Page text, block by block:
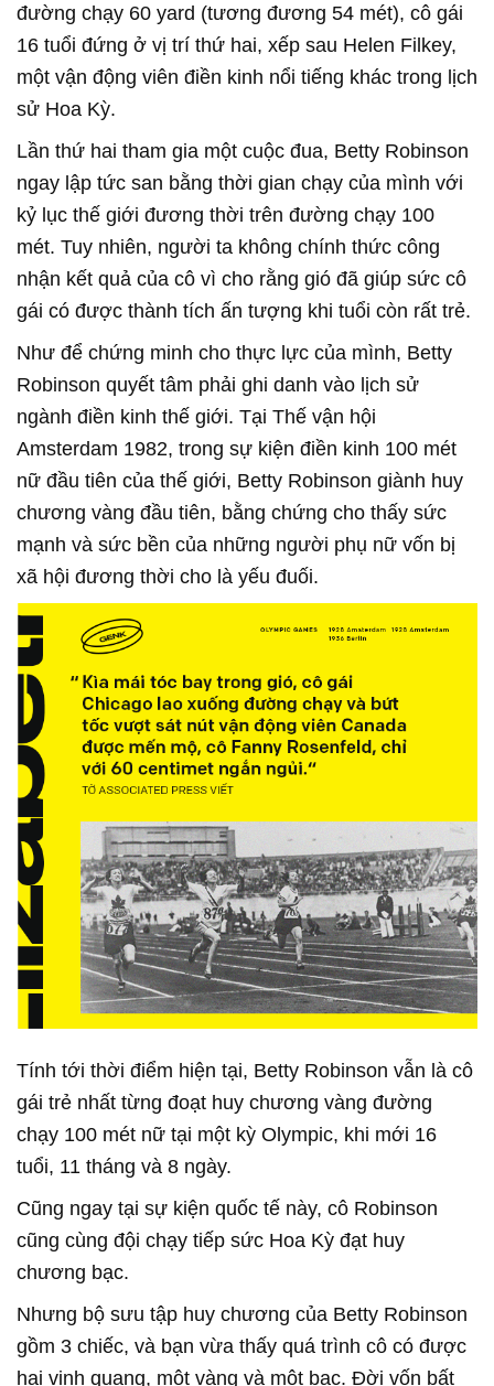
đường chạy 60 yard (tương đương 54 mét), cô gái
16 tuổi đứng ở vị trí thứ hai, xếp sau Helen Filkey,
một vận động viên điền kinh nổi tiếng khác trong lịch
sử Hoa Kỳ.
Lần thứ hai tham gia một cuộc đua, Betty Robinson
ngay lập tức san bằng thời gian chạy của mình với
kỷ lục thế giới đương thời trên đường chạy 100
mét. Tuy nhiên, người ta không chính thức công
nhận kết quả của cô vì cho rằng gió đã giúp sức cô
gái có được thành tích ấn tượng khi tuổi còn rất trẻ.
Như để chứng minh cho thực lực của mình, Betty
Robinson quyết tâm phải ghi danh vào lịch sử
ngành điền kinh thế giới. Tại Thế vận hội
Amsterdam 1982, trong sự kiện điền kinh 100 mét
nữ đầu tiên của thế giới, Betty Robinson giành huy
chương vàng đầu tiên, bằng chứng cho thấy sức
mạnh và sức bền của những người phụ nữ vốn bị
xã hội đương thời cho là yếu đuối.
Tính tới thời điểm hiện tại, Betty Robinson vẫn là cô
gái trẻ nhất từng đoạt huy chương vàng đường
chạy 100 mét nữ tại một kỳ Olympic, khi mới 16
tuổi, 11 tháng và 8 ngày.
Cũng ngay tại sự kiện quốc tế này, cô Robinson
cũng cùng đội chạy tiếp sức Hoa Kỳ đạt huy
chương bạc.
Nhưng bộ sưu tập huy chương của Betty Robinson
gồm 3 chiếc, và bạn vừa thấy quá trình cô có được
hai vinh quang, một vàng và một bạc. Đời vốn bất